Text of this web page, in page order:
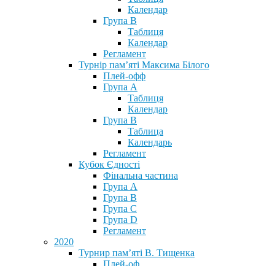
Календар
Група В
Таблиця
Календар
Регламент
Турнір пам’яті Максима Білого
Плей-офф
Група А
Таблиця
Календар
Група В
Таблица
Календарь
Регламент
Кубок Єдності
Фінальна частина
Група А
Група В
Група С
Група D
Регламент
2020
Турнир пам’яті В. Тищенка
Плей-оф